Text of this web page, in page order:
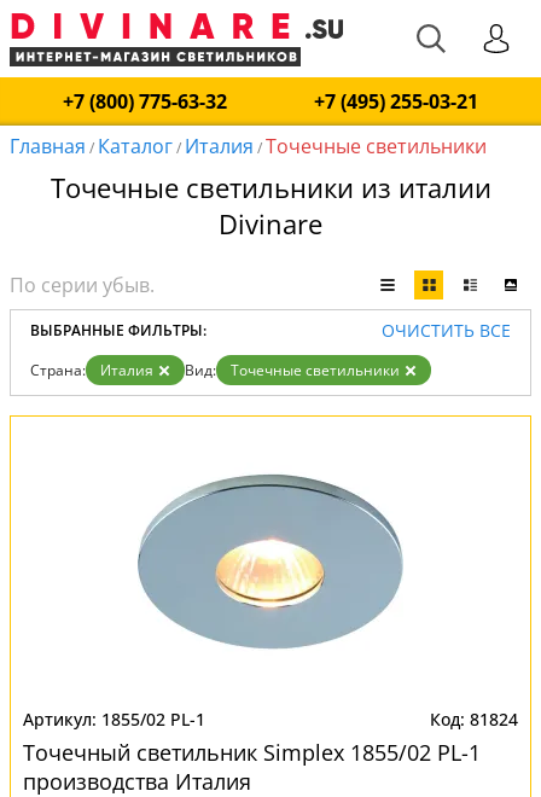
+7 (800) 775-63-32
+7 (495) 255-03-21
Главная / Каталог/ Италия /Точечные светильники
Точечные светильники из италии
Divinare
ВЫБРАННЫЕ ФИЛЬТРЫ: ОЧИСТИТЬ ВСЕ
Страна: Италия Вид: Точечные светильники
1855/02 PL-1 81824
Точечный светильник Simplex 1855/02 PL-1
производства Италия